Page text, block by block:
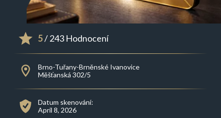
5/ 243 Hodnocení
Brno-Tuřany-Brněnské Ivanovice
Měšťanská 302/5
Datum skenování:
April 8, 2026